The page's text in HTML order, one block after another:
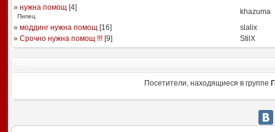
» нужна помощ[4]
Пипец
khazuma
» моддинг нужна помощ[16]
slalix
» Срочно нужна помощ !!![9] StilX
Посетители, находящиеся в группе